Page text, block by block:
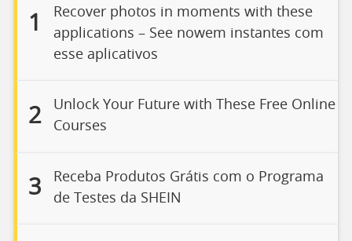
1
Recover photos in moments with these
applications – See nowem instantes com
esse aplicativos
2
Unlock Your Future with These Free Online
Courses
3
Receba Produtos Grátis com o Programa
de Testes da SHEIN